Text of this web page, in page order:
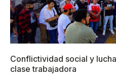
Conflictividad social y
clase trabajadora